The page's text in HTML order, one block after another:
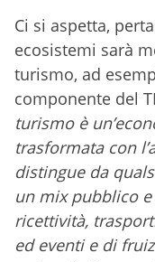
Ci si aspetta,
ecosistemi sarà
turismo, ad
componente del
turismo è
trasformata con
distingue da
un mix pubblico
ricettività,
ed eventi e di